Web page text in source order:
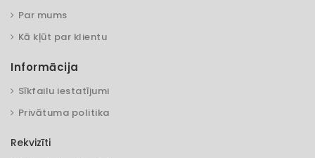
Par mums
Kā kļūt par klientu
Informācija
Sīkfailu iestatījumi
Privātuma politika
Rekvizīti